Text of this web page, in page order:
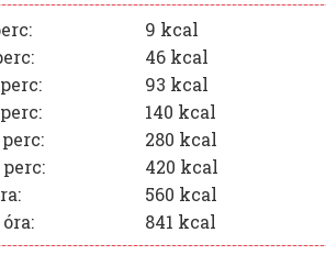
9 kcal
46 kcal
93 kcal
140 kcal
280 kcal
perc:
420 kcal
560 kcal
óra:
841 kcal